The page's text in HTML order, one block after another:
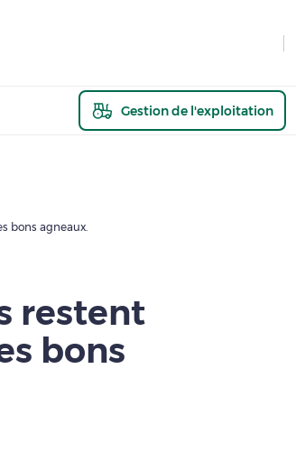
Gestion de l'exploitation
bons agneaux.
restent
bons